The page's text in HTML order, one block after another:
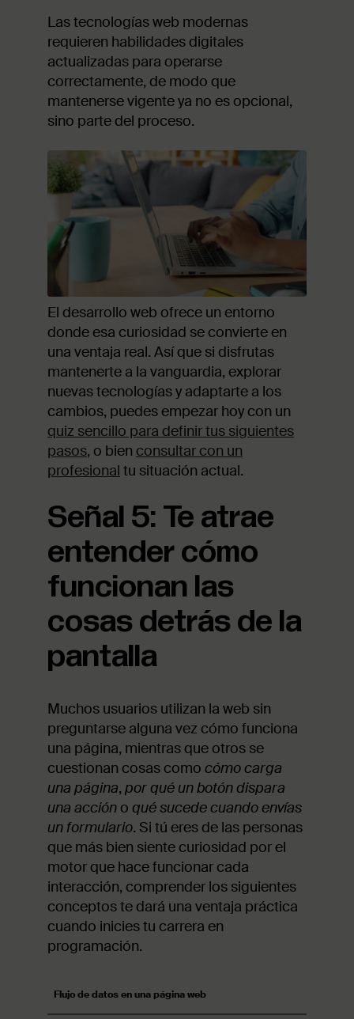
Las tecnologías web modernas
requieren habilidades digitales
actualizadas para operarse
correctamente, de modo que
mantenerse vigente ya no es opcional,
sino parte del proceso.
El desarrollo web ofrece un entorno
donde esa curiosidad se convierte en
una ventaja real. Así que si disfrutas
mantenerte a la vanguardia, explorar
nuevas tecnologías y adaptarte a los
cambios, puedes empezar hoy con un
quiz sencillo para definir tus siguientes
pasos, o bien consultar con un
profesional tu situación actual.
Señal 5: Te atrae
entender cómo
funcionan las
cosas detrás de la
pantalla
Muchos usuarios utilizan la web sin
preguntarse alguna vez cómo funciona
una página, mientras que otros se
cuestionan cosas como cómo carga
una página, por qué un botón dispara
una acción o qué sucede cuando envías
un formulario. Si tú eres de las personas
que más bien siente curiosidad por el
motor que hace funcionar cada
interacción, comprender los siguientes
conceptos te dará una ventaja práctica
cuando inicies tu carrera en
programación.
Flujo de datos en una página web